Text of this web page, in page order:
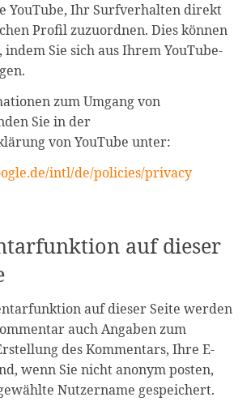
YouTube, Ihr Surfverhalten direkt
Profil zuzuordnen. Dies können
Sie sich aus Ihrem YouTube-
zum Umgang von
Sie in der
von YouTube unter:
intl/de/policies/privacy
auf dieser
auf dieser Seite werden
auch Angaben zum
des Kommentars, Ihre E-
wenn Sie nicht anonym posten,
Nutzername gespeichert.